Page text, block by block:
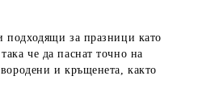
подходящи за празници като
че да паснат точно на
и кръщенета, както